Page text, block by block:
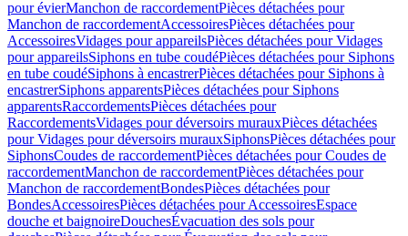
pour évierManchon de raccordementPièces détachées pour
Manchon de raccordementAccessoiresPièces détachées pour
AccessoiresVidages pour appareilsPièces détachées pour Vidages
pour appareilsSiphons en tube coudéPièces détachées pour Siphons
en tube coudéSiphons à encastrerPièces détachées pour Siphons à
encastrerSiphons apparentsPièces détachées pour Siphons
apparentsRaccordementsPièces détachées pour
RaccordementsVidages pour déversoirs murauxPièces détachées
pour Vidages pour déversoirs murauxSiphonsPièces détachées pour
SiphonsCoudes de raccordementPièces détachées pour Coudes de
raccordementManchon de raccordementPièces détachées pour
Manchon de raccordementBondesPièces détachées pour
BondesAccessoiresPièces détachées pour AccessoiresEspace
douche et baignoireDouchesÉvacuation des sols pour